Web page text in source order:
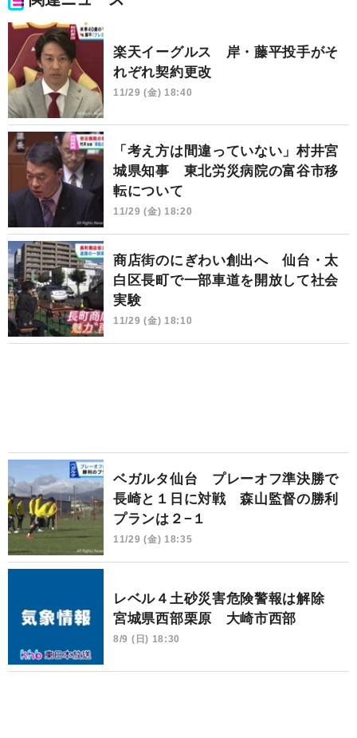
楽天イーグルス 岸・藤平投手がそ
れぞれ契約更改
11/29 (金) 18:40
「考え方は間違っていない」村井宮
城県知事 東北労災病院の富谷市移
転について
11/29 (金) 18:20
商店街のにぎわい創出へ 仙台・太
白区長町で一部車道を開放して社会
実験
11/29 (金) 18:10
ベガルタ仙台 プレーオフ準決勝で
長崎と１日に対戦 森山監督の勝利
プランは２−１
11/29 (金) 18:35
レベル４土砂災害危険警報は解除
宮城県西部栗原 大崎市西部
8/9 (日) 18:30